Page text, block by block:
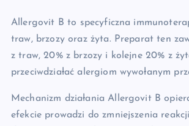
Allergovit B to specyficzna
traw, brzozy oraz żyta. Preparat ten
z traw, 20% z brzozy i kolejne 20% z
przeciwdziałać alergiom wywołanym
Mechanizm działania Allergovit B
efekcie prowadzi do zmniejszenia